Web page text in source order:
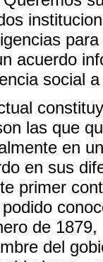
acuerdo
social
las que
en
en sus
primer
de
del